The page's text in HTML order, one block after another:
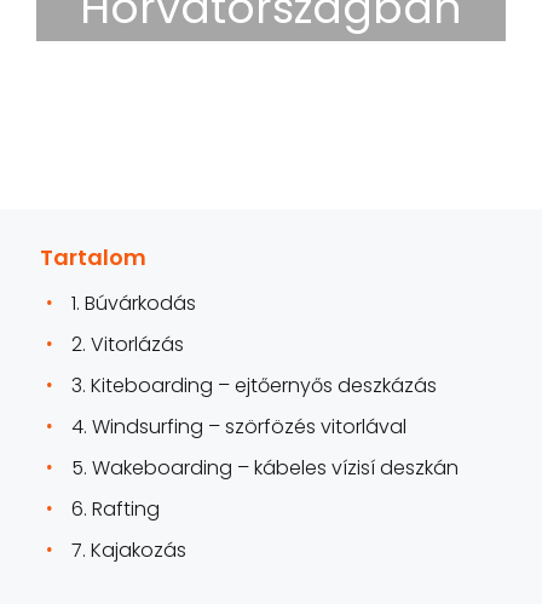
Tartalom
1. Búvárkodás
2. Vitorlázás
3. Kiteboarding – ejtőernyős deszkázás
4. Windsurfing – szörfözés vitorlával
5. Wakeboarding – kábeles vízisí deszkán
6. Rafting
7. Kajakozás